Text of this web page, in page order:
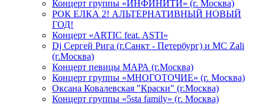
Концерт группы «ИНФИНИТИ» (г. Москва)
РОК ЕЛКА 2! АЛЬТЕРНАТИВНЫЙ НОВЫЙ
ГОД!
Концерт «ARTIC feat. ASTI»
Dj Сергей Рига (г.Санкт - Петербург) и MC Zali
(г.Москва)
Концерт певицы МАРА (г.Москва)
Концерт группы «МНОГОТОЧИЕ» (г. Москва)
Оксана Ковалевская "Краски" (г.Москва)
Концерт группы «5sta family» (г. Москва)